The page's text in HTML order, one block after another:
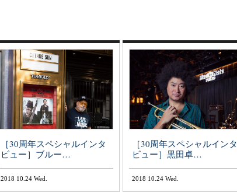
［30周年スペシャルインタ
ビュー］ブルー…
2018 10.24 Wed.
［30周年スペシャルインタ
ビュー］黒田卓…
2018 10.24 Wed.